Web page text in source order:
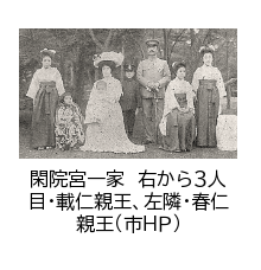
閑院宮一家 右から３人
目・載仁親王、左隣・春仁
親王（市ＨＰ）